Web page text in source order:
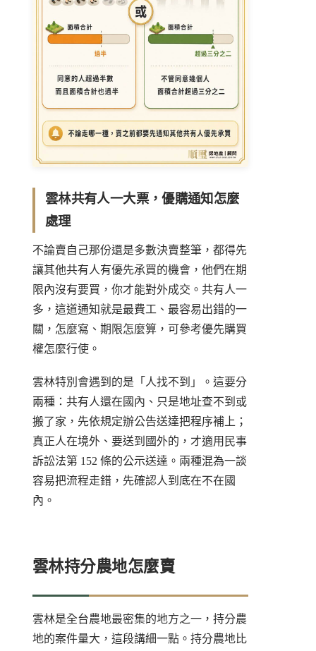
雲林共有人一大票，優購通知怎麼
處理
不論賣自己那份還是多數決賣整筆，都得先
讓其他共有人有優先承買的機會，他們在期
限內沒有要買，你才能對外成交。共有人一
多，這道通知就是最費工、最容易出錯的一
關，怎麼寫、期限怎麼算，可參考優先購買
權怎麼行使 。
雲林特別會遇到的是「人找不到」。這要分
兩種：共有人還在國內、只是地址查不到或
搬了家，先依規定辦公告送達把程序補上；
真正人在境外、要送到國外的，才適用民事
訴訟法第 152 條的公示送達。兩種混為一談
容易把流程走錯，先確認人到底在不在國
內。
雲林持分農地怎麼賣
雲林是全台農地最密集的地方之一，持分農
地的案件量大，這段講細一點。持分農地比